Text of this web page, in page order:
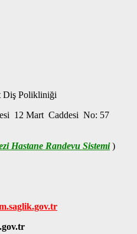
Diş Polikliniği
12 Mart Caddesi No: 57
Hastane Randevu Sistemi )